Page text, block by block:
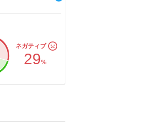
ネガティブ
29%